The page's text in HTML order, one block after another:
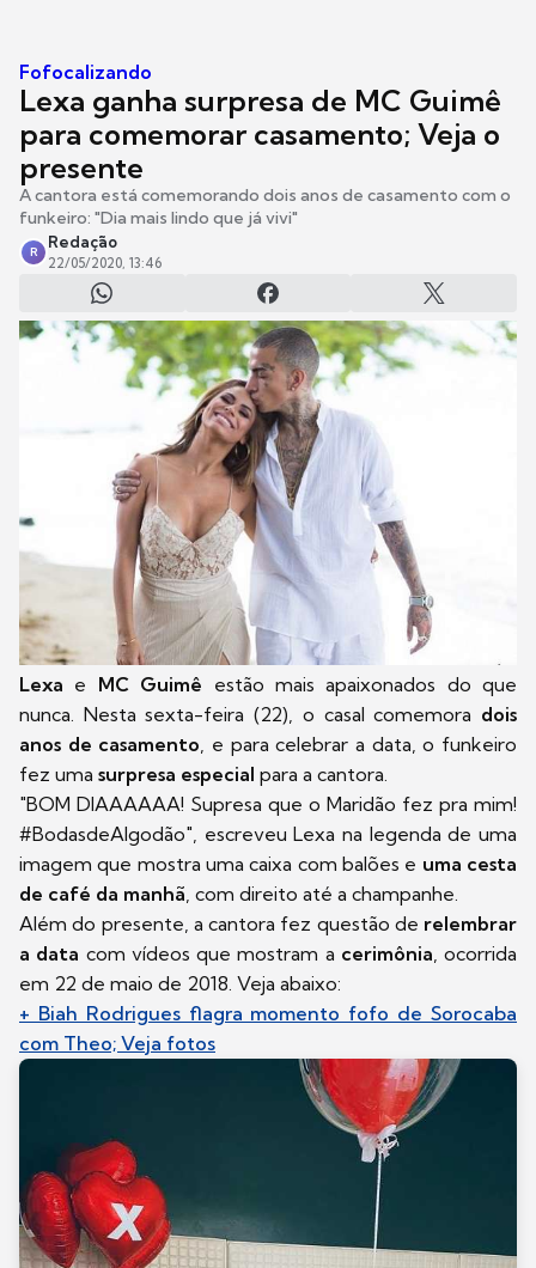
Fofocalizando
Lexa ganha surpresa de MC Guimê
para comemorar casamento; Veja o
presente
A cantora está comemorando dois anos de casamento com o
funkeiro: "Dia mais lindo que já vivi"
R
Redação
22/05/2020, 13:46
Lexa e MC Guimê estão mais apaixonados do que
nunca. Nesta sexta-feira (22), o casal comemora dois
anos de casamento , e para celebrar a data, o funkeiro
fez uma surpresa especial para a cantora.
"BOM DIAAAAAA! Supresa que o Maridão fez pra mim!
#BodasdeAlgodão", escreveu Lexa na legenda de uma
imagem que mostra uma caixa com balões e uma cesta
de café da manhã , com direito até a champanhe.
Além do presente, a cantora fez questão de relembrar
a data com vídeos que mostram a cerimônia , ocorrida
em 22 de maio de 2018. Veja abaixo:
+ Biah Rodrigues flagra momento fofo de Sorocaba
com Theo; Veja fotos